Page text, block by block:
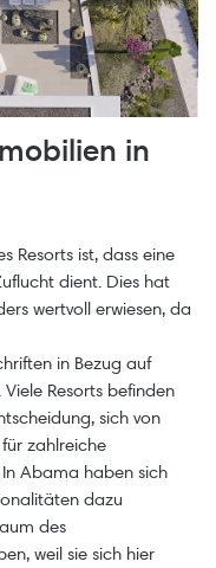
in
Resorts ist, dass eine
dient. Dies hat
wertvoll erwiesen, da
in Bezug auf
Resorts befinden
sich von
zahlreiche
Abama haben sich
dazu
des
weil sie sich hier